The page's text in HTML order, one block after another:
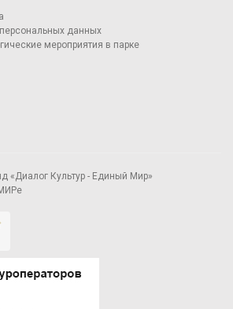
данных
мероприятия в парке
«Диалог Культур - Единый Мир»